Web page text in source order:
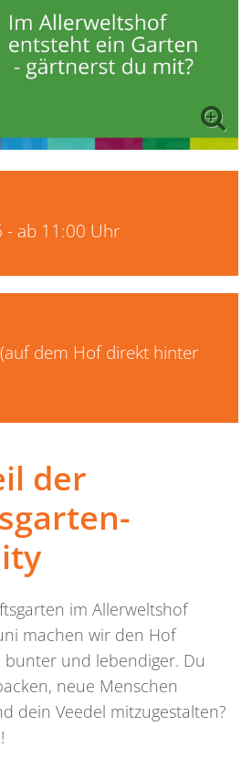
- ab 11:00 Uhr
dem Hof direkt hinter
der
im Allerweltshof
machen wir den Hof
bunter und lebendiger. Du
neue Menschen
dein Veedel mitzugestalten?